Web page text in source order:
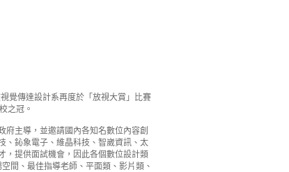
覺傳達設計系再度於「放視大賞」比賽
之冠。
主導，並邀請國內各知名數位內容創
、鈊象電子、維晶科技、智崴資訊、太
，提供面試機會，因此各個數位設計類
間、最佳指導老師、平面類、影片類、